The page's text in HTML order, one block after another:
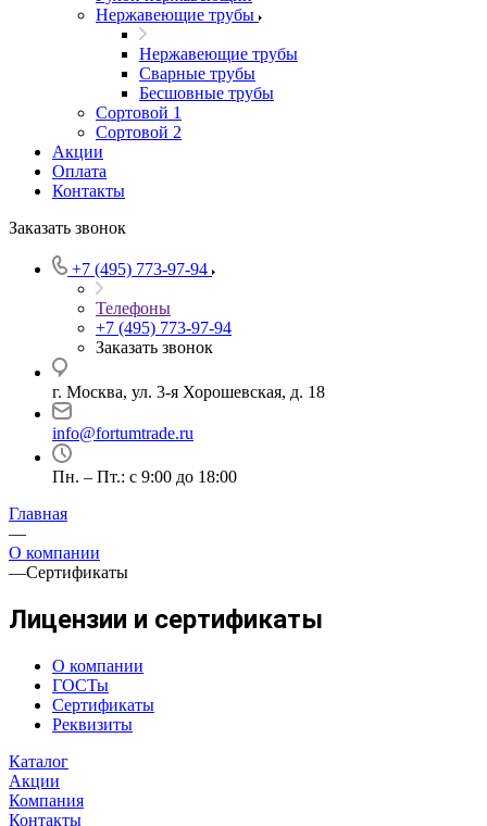
Нержавеющие трубы
Нержавеющие трубы
Сварные трубы
Бесшовные трубы
Сортовой 1
Сортовой 2
Акции
Оплата
Контакты
Заказать звонок
+7 (495) 773-97-94
Телефоны
+7 (495) 773-97-94
Заказать звонок
г. Москва, ул. 3-я Хорошевская, д. 18
info@fortumtrade.ru
Пн. – Пт.: с 9:00 до 18:00
Главная
—
О компании
—Cертификаты
Лицензии и сертификаты
О компании
ГОСТы
Сертификаты
Реквизиты
Каталог
Акции
Компания
Контакты